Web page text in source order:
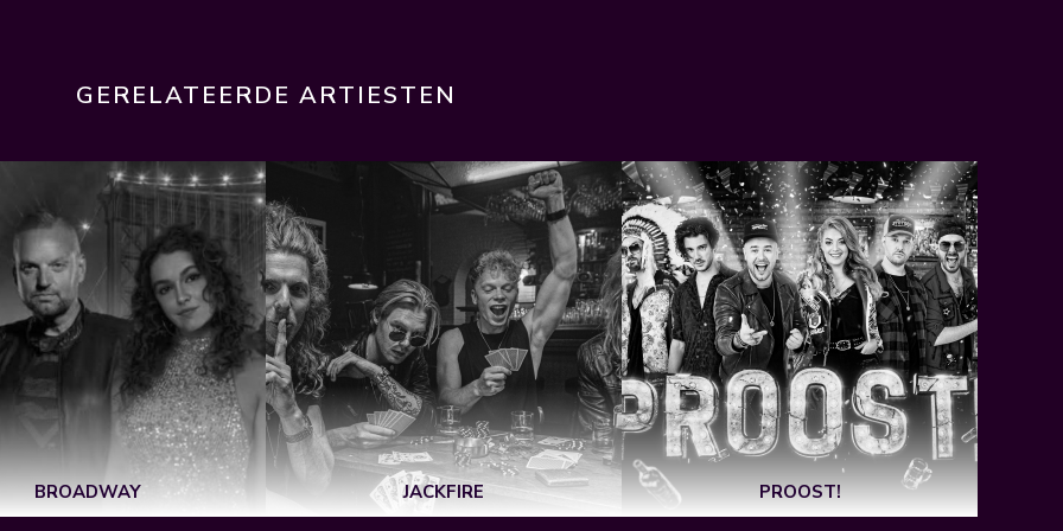
GERELATEERDE ARTIESTEN
BROADWAY JACKFIRE PROOST!